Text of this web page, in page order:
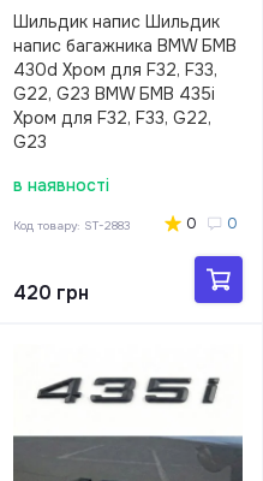
Шильдик напис Шильдик
напис багажника BMW БМВ
430d Хром для F32, F33,
G22, G23 BMW БМВ 435i
Хром для F32, F33, G22,
G23
в наявності
Код товару: ST-2883 0 0
420 грн